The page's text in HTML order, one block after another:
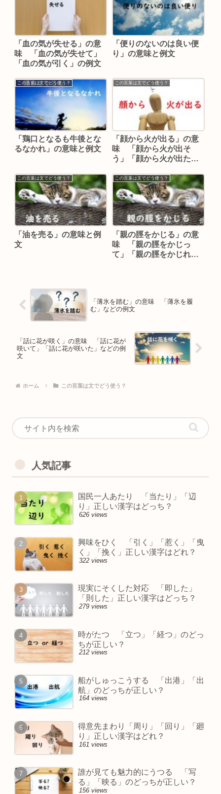
「血の気が失せる」の意
味 「血の気が失せて」
「血の気が引く」の例文
「便りのないのは良い便
り」の意味と例文
この言葉は文でどう使う？
「鶏口となるも牛後とな
るなかれ」の意味と例文
この言葉は文でどう使う？
「顔から火が出る」の意
味 「顔から火が出そ
う」「顔から火が出た」
この言葉は文でどう使う？
「油を売る」の意味と例
文
この言葉は文でどう使う？
「親の脛をかじる」の意
味 「親の脛をかじっ
て」「親の脛をかじれ
「薄氷を踏む」の意味 「薄氷を履
む」などの例文
「話に花が咲く」の意味 「話に花が
咲いて」「話に花が咲いた」などの例
文
ホーム この言葉は文でどう使う？
人気記事
国民一人あたり 「当たり」「辺
り」正しい漢字はどっち？
626 views
興味をひく 「引く」「惹く」「曳
く」「挽く」正しい漢字はどれ？
322 views
現実にそくした対応 「即した」
「則した」正しい漢字はどっち？
279 views
時がたつ 「立つ」「経つ」のどっ
ちが正しい？
212 views
船がしゅっこうする 「出港」「出
航」のどっちが正しい？
164 views
得意先まわり「周り」「回り」「廻
り」正しい漢字はどれ？
161 views
誰が見ても魅力的にうつる 「写
る」「映る」のどっちが正しい？
156 views